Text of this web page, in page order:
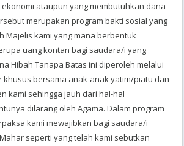
ataupun yang membutuhkan dana
merupakan program bakti sosial yang
Majelis kami yang mana berbentuk
uang kontan bagi saudara/i yang
Hibah Tanapa Batas ini diperoleh melalui
khusus bersama anak-anak yatim/piatu dan
kami sehingga jauh dari hal-hal
dilarang oleh Agama. Dalam program
kami mewajibkan bagi saudara/i
seperti yang telah kami sebutkan